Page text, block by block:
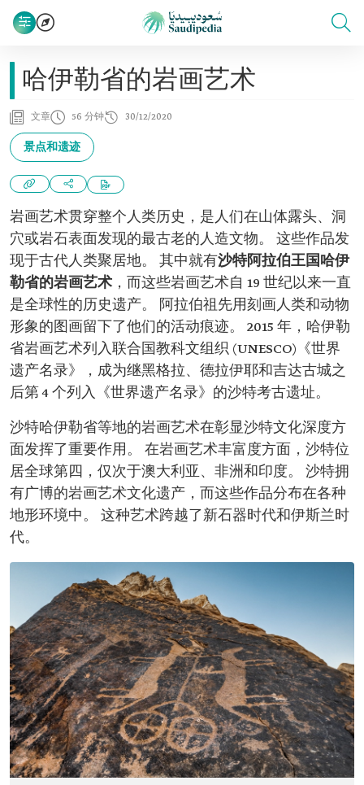
哈伊勒省的岩画艺术
文章 56 分钟 30/12/2020
景点和遗迹
岩画艺术贯穿整个人类历史，是人们在山体露头、洞
穴或岩石表面发现的最古老的人造文物。 这些作品发
现于古代人类聚居地。 其中就有沙特阿拉伯王国哈伊
勒省的岩画艺术 ，而这些岩画艺术自 19 世纪以来一直
是全球性的历史遗产。 阿拉伯祖先用刻画人类和动物
形象的图画留下了他们的活动痕迹。 2015 年，哈伊勒
省岩画艺术列入联合国教科文组织 (UNESCO)《世界
遗产名录》，成为继黑格拉、德拉伊耶和吉达古城之
后第 4 个列入《世界遗产名录》的沙特考古遗址。
沙特哈伊勒省等地的岩画艺术在彰显沙特文化深度方
面发挥了重要作用。 在岩画艺术丰富度方面，沙特位
居全球第四，仅次于澳大利亚、非洲和印度。 沙特拥
有广博的岩画艺术文化遗产，而这些作品分布在各种
地形环境中。 这种艺术跨越了新石器时代和伊斯兰时
代。